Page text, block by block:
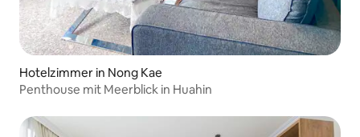
Hotelzimmer in Nong Kae
Penthouse mit Meerblick in Huahin